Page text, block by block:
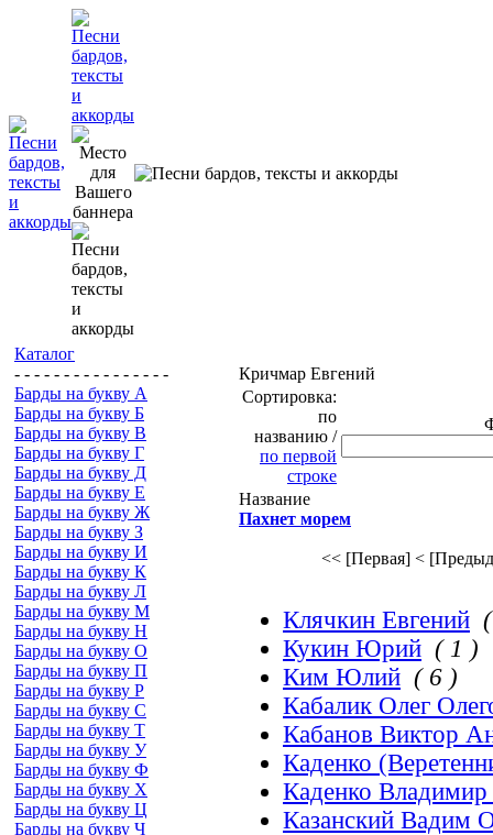
Каталог
- - - - - - - - - - - - - - - -
Барды на букву А
Барды на букву Б
Барды на букву В
Барды на букву Г
Барды на букву Д
Барды на букву Е
Барды на букву Ж
Барды на букву З
Барды на букву И
Барды на букву К
Барды на букву Л
Барды на букву М
Барды на букву Н
Барды на букву О
Барды на букву П
Барды на букву Р
Барды на букву С
Барды на букву Т
Барды на букву У
Барды на букву Ф
Барды на букву Х
Барды на букву Ц
Барды на букву Ч
Кричмар Евгений
Сортировка:
по
названию /
по первой
строке
Название
Пахнет морем
<< [Первая] <
Клячкин Евгений
Кукин Юрий ( 1 )
Ким Юлий ( 6 )
Кабалик Олег
Кабанов Виктор
Каденко
Каденко
Казанский Вадим